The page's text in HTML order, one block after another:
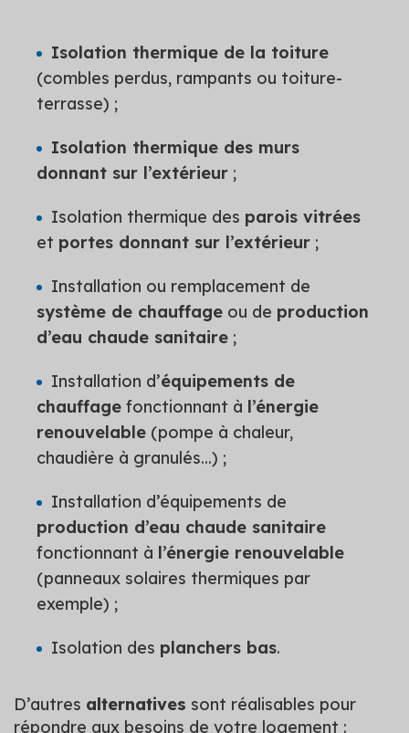
Isolation thermique de la toiture
(combles perdus, rampants ou toiture-
terrasse) ;
Isolation thermique des murs
donnant sur l’extérieur ;
Isolation thermique des parois vitrées
et portes donnant sur l’extérieur ;
Installation ou remplacement de
système de chauffage ou de production
d’eau chaude sanitaire ;
Installation d’équipements de
chauffage fonctionnant à l’énergie
renouvelable (pompe à chaleur,
chaudière à granulés...) ;
Installation d’équipements de
production d’eau chaude sanitaire
fonctionnant à l’énergie renouvelable
(panneaux solaires thermiques par
exemple) ;
Isolation des planchers bas.
D’autres alternatives sont réalisables pour
répondre aux besoins de votre logement :